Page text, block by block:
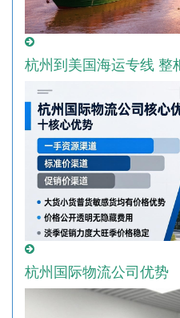
杭州到美国海运专线 整
杭州国际物流公司优势